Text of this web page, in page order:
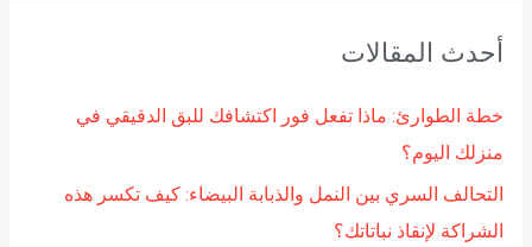
ث
أحدث المقالات
خطة الطوارئ: ماذا تفعل فور اكتشافك للبق الدقيقي في
منزلك اليوم؟
التحالف السري بين النمل والذبابة البيضاء: كيف تكسر هذه
الشراكة لإنقاذ نباتاتك؟